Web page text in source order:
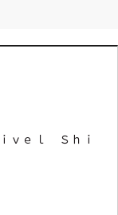
ｖｅｌ Ｓｈｉ